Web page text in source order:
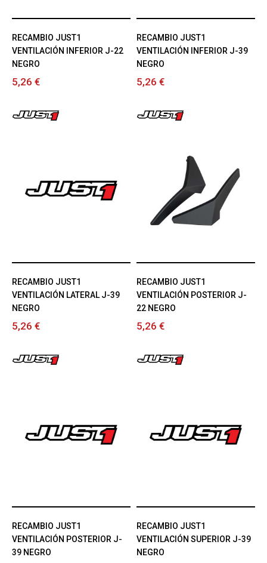
RECAMBIO JUST1
VENTILACIÓN INFERIOR J-22
NEGRO
5,26 €
RECAMBIO JUST1
VENTILACIÓN INFERIOR J-39
NEGRO
5,26 €
RECAMBIO JUST1
VENTILACIÓN LATERAL J-39
NEGRO
5,26 €
RECAMBIO JUST1
VENTILACIÓN POSTERIOR J-
22 NEGRO
5,26 €
RECAMBIO JUST1
VENTILACIÓN POSTERIOR J-
39 NEGRO
RECAMBIO JUST1
VENTILACIÓN SUPERIOR J-39
NEGRO